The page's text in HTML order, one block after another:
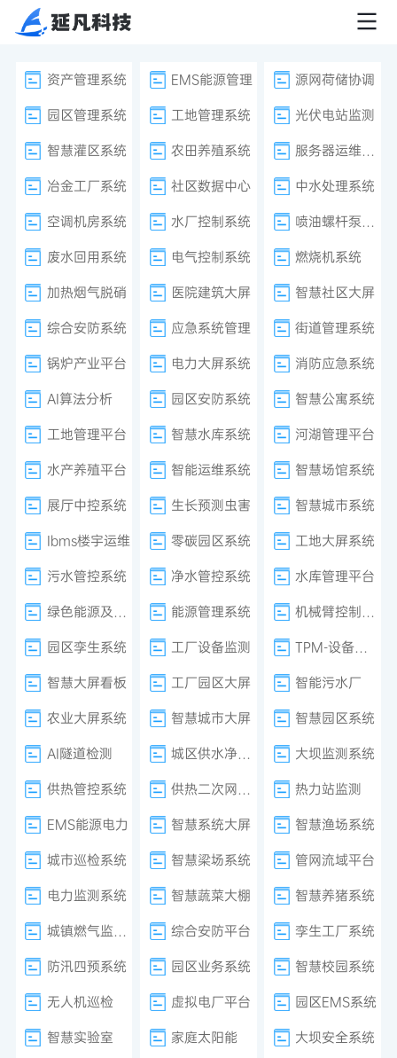
资产管理系统 EMS能源管理
源网荷储协调
园区管理系统
工地管理系统
光伏电站监测
智慧灌区系统
农田养殖系统
服务器运维监控
冶金工厂系统
社区数据中心
中水处理系统
空调机房系统
水厂控制系统
喷油螺杆泵系统
废水回用系统
电气控制系统
燃烧机系统
加热烟气脱硝
医院建筑大屏
智慧社区大屏
综合安防系统
应急系统管理
街道管理系统
锅炉产业平台
电力大屏系统
消防应急系统
AI算法分析
园区安防系统
智慧公寓系统
工地管理平台
智慧水库系统
河湖管理平台
水产养殖平台
智能运维系统
智慧场馆系统
展厅中控系统
生长预测虫害
智慧城市系统
Ibms楼宇运维
零碳园区系统
工地大屏系统
污水管控系统
净水管控系统
水库管理平台
绿色能源及减排系统
能源管理系统
机械臂控制系统
园区孪生系统
工厂设备监测
TPM-设备管理
智慧大屏看板
工厂园区大屏
智能污水厂
农业大屏系统
智慧城市大屏
智慧园区系统
AI隧道检测
城区供水净水厂
大坝监测系统
供热管控系统
供热二次网平衡
热力站监测
EMS能源电力
智慧系统大屏
智慧渔场系统
城市巡检系统
智慧梁场系统
管网流域平台
电力监测系统
智慧蔬菜大棚
智慧养猪系统
城镇燃气监测系统
综合安防平台
孪生工厂系统
防汛四预系统
园区业务系统
智慧校园系统
无人机巡检
虚拟电厂平台
园区EMS系统
智慧实验室
家庭太阳能
大坝安全系统